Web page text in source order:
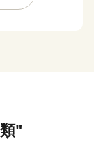
楽しむこと
最高のアク
"